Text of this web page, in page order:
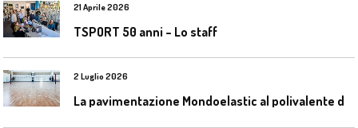
21 Aprile 2026
TSPORT 50 anni – Lo staff
2 Luglio 2026